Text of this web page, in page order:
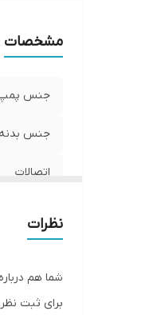
مشخصات
جنس
جنس بدنه
اتصالات
نظرات
شما هم
برای ثبت